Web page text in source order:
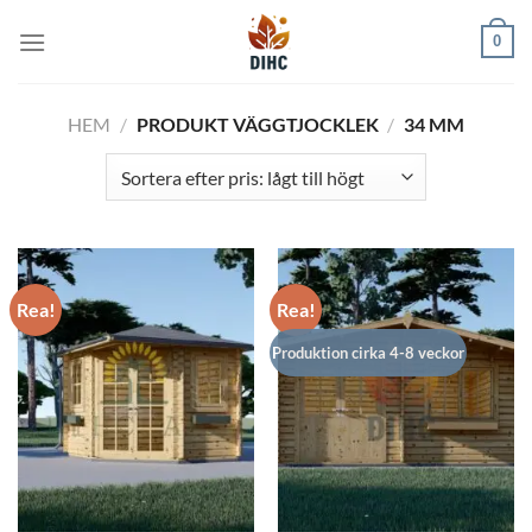
0
HEM / PRODUKT VÄGGTJOCKLEK / 34 MM
Rea! Rea!
Produktion cirka 4-8 veckor